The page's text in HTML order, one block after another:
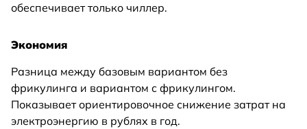
обеспечивает только чиллер.
Экономия
Разница между базовым вариантом без
фрикулинга и вариантом с фрикулингом.
Показывает ориентировочное снижение затрат на
электроэнергию в рублях в год.